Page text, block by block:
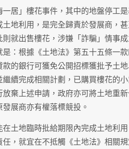
居」樓花事件，其中的地盤停工
地利用，是完全歸責於發展商，
就出售樓花，涉嫌「詐騙」情事
：根據《土地法》第五十五條一
的銀行可獲免公開招標獲批予土
續完成相關計劃，已購買樓花的
棄上述申請，政府亦可將土地重
展商亦有權落標競投。
土地臨時批給期限內完成土地利
，就宜在不抵觸《土地法》相關